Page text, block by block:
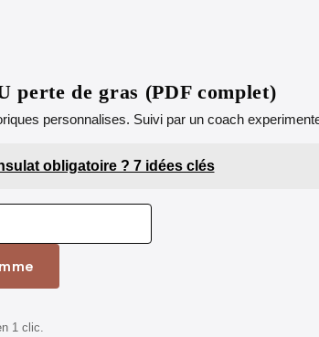
perte de gras (PDF complet)
personnalises. Suivi par un coach
obligatoire ? 7 idées clés
1 clic.